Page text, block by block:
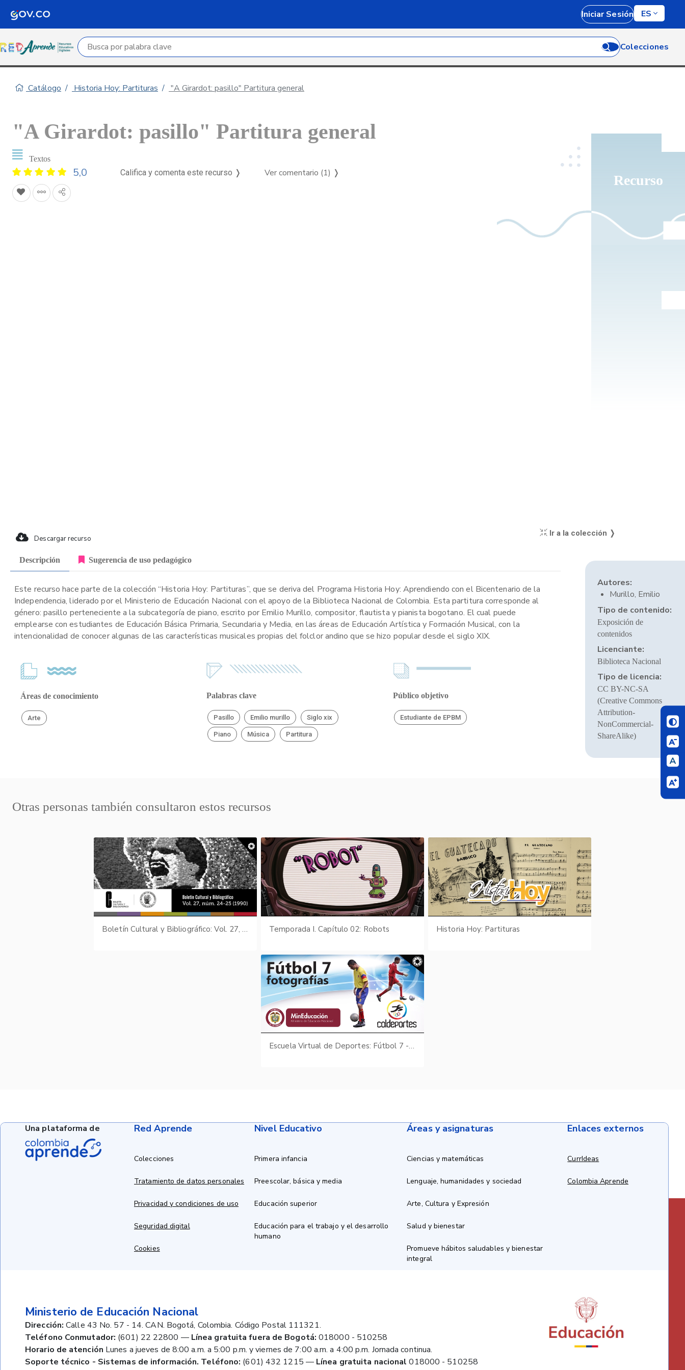
Iniciar Sesión ES
Campo de búsqueda por palabra clave Colecciones
Catálogo Historia Hoy: Partituras "A Girardot: pasillo" Partitura general
Recurso
"A Girardot: pasillo" Partitura general
Textos
5,0 Califica y comenta este recurso ❭ Ver comentario (1) ❭
Descargar recurso
Ir a la colección ❭
Descripción Sugerencia de uso pedagógico
Este recurso hace parte de la colección “Historia Hoy: Partituras”, que se deriva del Programa Historia Hoy: Aprendiendo con el Bicentenario de la
Independencia, liderado por el Ministerio de Educación Nacional con el apoyo de la Biblioteca Nacional de Colombia. Esta partitura corresponde al
género: pasillo perteneciente a la subcategoría de piano, escrito por Emilio Murillo, compositor, flautista y pianista bogotano. El cual puede
emplearse con estudiantes de Educación Básica Primaria, Secundaria y Media, en las áreas de Educación Artística y Formación Musical, con la
intencionalidad de conocer algunas de las características musicales propias del folclor andino que se hizo popular desde el siglo XIX.
Áreas de conocimiento
Arte
Palabras clave
Pasillo Emilio murillo Siglo xix
Piano Música Partitura
Público objetivo
Estudiante de EPBM
Autores:
Murillo, Emilio
Tipo de contenido:
Exposición de
contenidos
Licenciante:
Biblioteca Nacional
Tipo de licencia:
CC BY-NC-SA
(Creative Commons
Attribution-
NonCommercial-
ShareAlike)
Otras personas también consultaron estos recursos
Boletín Cultural y Bibliográfico: Vol. 27, núm. 24-25 (1990) Temporada I. Capítulo 02: Robots Historia Hoy: Partituras
Escuela Virtual de Deportes: Fútbol 7 - fotografías
Red Aprende
Colecciones
Tratamiento de datos personales
Privacidad y condiciones de uso
Seguridad digital
Cookies
Nivel Educativo
Primera infancia
Preescolar, básica y media
Educación superior
Educación para el trabajo y el desarrollo
humano
Áreas y asignaturas
Ciencias y matemáticas
Lenguaje, humanidades y sociedad
Arte, Cultura y Expresión
Salud y bienestar
Promueve hábitos saludables y bienestar
integral
Enlaces externos
CurrIdeas
Colombia Aprende
Ministerio de Educación Nacional
Dirección: Calle 43 No. 57 - 14. CAN. Bogotá, Colombia. Código Postal 111321.
Teléfono Conmutador: (601) 22 22800 — Línea gratuita fuera de Bogotá: 018000 - 510258
Horario de atención Lunes a jueves de 8:00 a.m. a 5:00 p.m. y viernes de 7:00 a.m. a 4:00 p.m. Jornada continua.
Soporte técnico - Sistemas de información. Teléfono: (601) 432 1215 — Línea gratuita nacional 018000 - 510258
Una plataforma de